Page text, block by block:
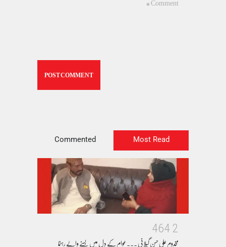
Most Read
Commented
2
4
6
4
مخدوم علی حسن گیلانی ۔۔۔عوام کے دل میں بسنے والے رہنما